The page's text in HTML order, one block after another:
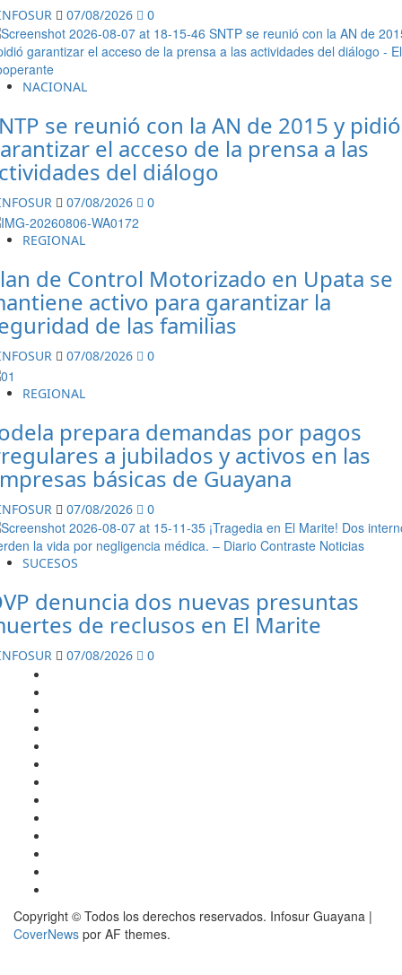
07/08/2026 0
NACIONAL
se reunió con la AN de 2015 y pidió
el acceso de la prensa a las
del diálogo
07/08/2026 0
REGIONAL
de Control Motorizado en Upata se
activo para garantizar la
de las familias
07/08/2026 0
REGIONAL
prepara demandas por pagos
a jubilados y activos en las
básicas de Guayana
07/08/2026 0
SUCESOS
denuncia dos nuevas presuntas
de reclusos en El Marite
07/08/2026 0
Copyright © Todos los derechos reservados. Infosur Guayana |
CoverNews por AF themes.